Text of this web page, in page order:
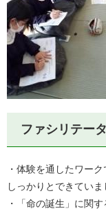
ファシリテー
・体験を通したワー
しっかりとできていま
・「命の誕生」に関